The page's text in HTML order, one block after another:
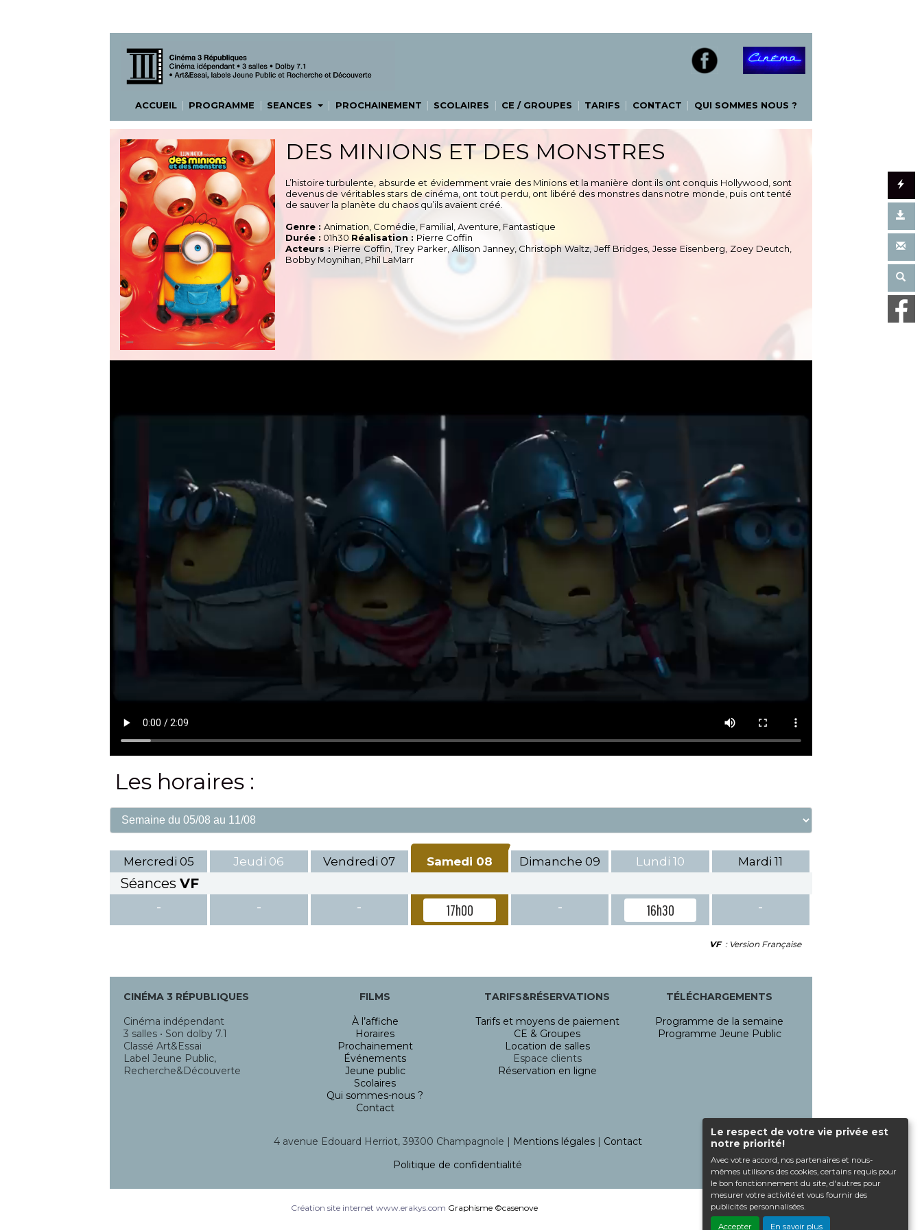
Le respect de votre vie privée est
notre priorité!
Avec votre accord, nos partenaires et nous-
mêmes utilisons des cookies, certains requis pour
le bon fonctionnement du site, d'autres pour
mesurer votre activité et vous fournir des
publicités personnalisées.
Accepter En savoir plus
ACCUEIL | PROGRAMME | SEANCES | PROCHAINEMENT | SCOLAIRES | CE / GROUPES | TARIFS | CONTACT | QUI SOMMES NOUS ?
DES MINIONS ET DES MONSTRES
L’histoire turbulente, absurde et évidemment vraie des Minions et la manière dont ils ont conquis Hollywood, sont
devenus de véritables stars de cinéma, ont tout perdu, ont libéré des monstres dans notre monde, puis ont tenté
de sauver la planète du chaos qu’ils avaient créé.
Genre : Animation, Comédie, Familial, Aventure, Fantastique
Durée : 01h30 Réalisation : Pierre Coffin
Acteurs :Pierre Coffin, Trey Parker, Allison Janney, Christoph Waltz, Jeff Bridges, Jesse Eisenberg, Zoey Deutch,
Bobby Moynihan, Phil LaMarr
Les horaires :
Mercredi 05 Jeudi 06 Vendredi 07 Samedi 08 Dimanche 09 Lundi 10 Mardi 11
Séances VF
-
- - 17h00 - 16h30 -
VF : Version Française
CINÉMA 3 RÉPUBLIQUES
Cinéma indépendant
3 salles • Son dolby 7.1
Classé Art&Essai
Label Jeune Public,
Recherche&Découverte
FILMS
À l’affiche
Horaires
Prochainement
Événements
Jeune public
Scolaires
Qui sommes-nous ?
Contact
TARIFS&RÉSERVATIONS
Tarifs et moyens de paiement
CE & Groupes
Location de salles
Espace clients
Réservation en ligne
TÉLÉCHARGEMENTS
Programme de la semaine
Programme Jeune Public
4 avenue Edouard Herriot, 39300 Champagnole | Mentions légales| Contact
Politique de confidentialité
Haut de page
Création site internet www.erakys.com Graphisme ©casenove